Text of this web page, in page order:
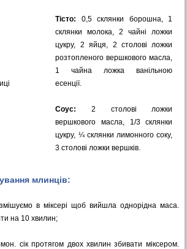
Тісто:
0,5 склянки борошна, 1
склянки молока, 2 чайні ложки
цукру, 2 яйця, 2 столові ложки
розтопленого вершкового масла,
1 чайна ложка ванільною
есенції.
Соус:
2 столові ложки
вершкового масла, 1/3 склянки
цукру, ¼ склянки лимонного соку,
3 столові ложки вершків.
млинців:
змішуємо в міксері щоб вийшла однорідна маса.
на 10 хвилин;
сік протягом двох хвилин збивати міксером.